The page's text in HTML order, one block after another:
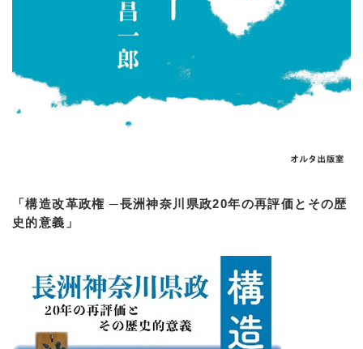
「構造改革政権 ─長洲神奈川県政20年の再評価とその歴
史的意義」